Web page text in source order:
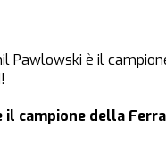
Pawlowski è il
il campione della